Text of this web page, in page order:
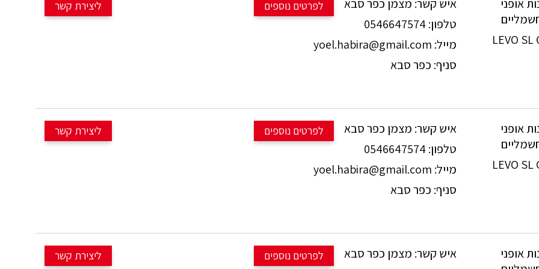
☎️ לפרטים נוספים חייגו אלינו ונשמח לעזור ולענות על כל שאלה:
אופני
LEVO SL
איש קשר: מצמן כפר סבא
טלפון:0546647574
מייל: yoel.habira@gmail.com
סניף: כפר סבא
לפרטים נוספים
⚙️ מערכת הילוכים: 1X12 SRAM NX.
.מחיר: 8995 ש"ח בלבד!!!
☎️ לפרטים נוספים חייגו אלינו ונשמח לעזור ולענות על כל שאלה:
054-6647574
אופני
LEVO SL
איש קשר: מצמן כפר סבא
טלפון:0546647574
מייל: yoel.habira@gmail.com
סניף: כפר סבא
לפרטים נוספים
⚙️ מערכת הילוכים: 1X12 SRAM NX.
.מחיר: 8995 ש"ח בלבד!!!
אופני
איש קשר: מצמן כפר סבא
לפרטים נוספים